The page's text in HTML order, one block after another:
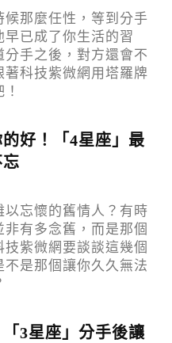
候那麼任性，等到分手
早已成了你生活的習
分手之後，對方還會不
著科技紫微網用塔羅牌
好！「4星座」最
以忘懷的舊情人？有時
非有多念舊，而是那個
技紫微網要談談這幾個
不是那個讓你久久無法
3星座」分手後讓